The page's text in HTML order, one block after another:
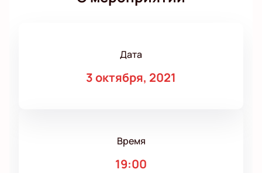
Дата
3 октября, 2021
Время
19:00